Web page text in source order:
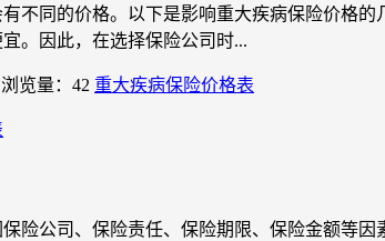
不同的价格。以下是影响重大疾病保险价格
。因此，在选择保险公司时...
浏览量：42 重大疾病保险价格表
险公司、保险责任、保险期限、保险金额等